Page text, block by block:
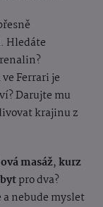
Hledáte
Ferrari je
Darujte mu
krajinu z
masáž,kurz
pro dva?
nebude myslet